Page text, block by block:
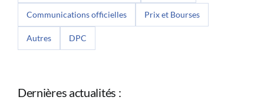
Communications officielles Prix et Bourses
Autres DPC
Dernières actualités :